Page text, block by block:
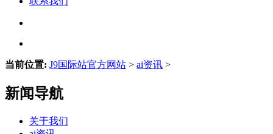
当前位置: J9国际站官方网站 > ai资讯 >
新闻导航
关于我们